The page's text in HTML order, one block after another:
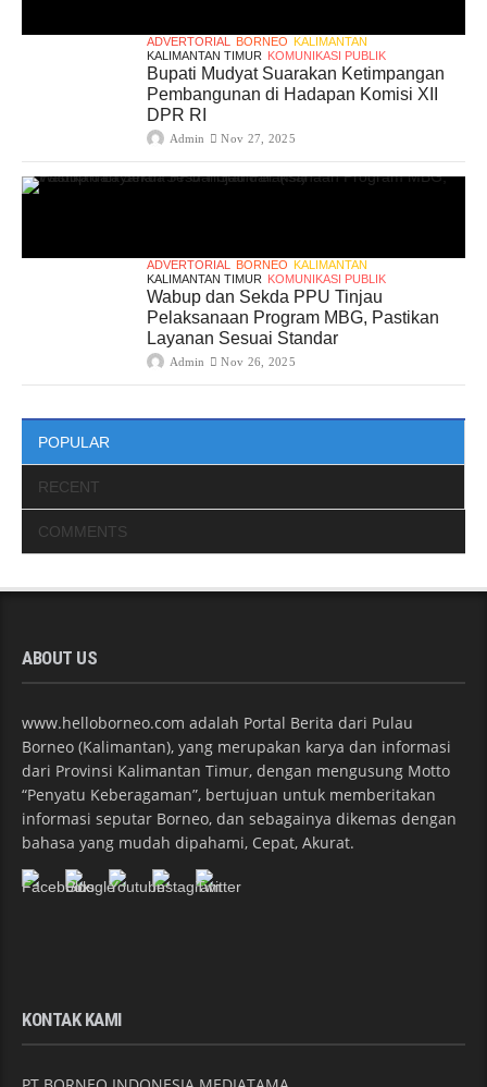
ADVERTORIAL BORNEO KALIMANTAN
KALIMANTAN TIMUR KOMUNIKASI PUBLIK
Bupati Mudyat Suarakan Ketimpangan
Pembangunan di Hadapan Komisi XII
DPR RI
Admin Nov 27, 2025
ADVERTORIAL BORNEO KALIMANTAN
KALIMANTAN TIMUR KOMUNIKASI PUBLIK
Wabup dan Sekda PPU Tinjau
Pelaksanaan Program MBG, Pastikan
Layanan Sesuai Standar
Admin Nov 26, 2025
POPULAR
RECENT
COMMENTS
ABOUT US
www.helloborneo.com adalah Portal Berita dari Pulau
Borneo (Kalimantan), yang merupakan karya dan informasi
dari Provinsi Kalimantan Timur, dengan mengusung Motto
“Penyatu Keberagaman”, bertujuan untuk memberitakan
informasi seputar Borneo, dan sebagainya dikemas dengan
bahasa yang mudah dipahami, Cepat, Akurat.
KONTAK KAMI